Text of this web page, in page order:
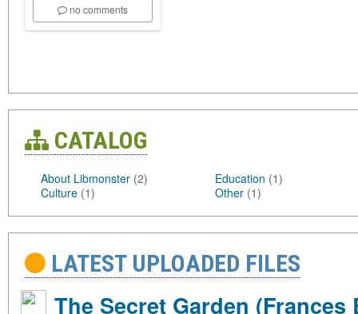
no comments
CATALOG
About Libmonster (2)
Culture (1)
Education (1)
Other (1)
LATEST UPLOADED FILES
The Secret Garden (Frances